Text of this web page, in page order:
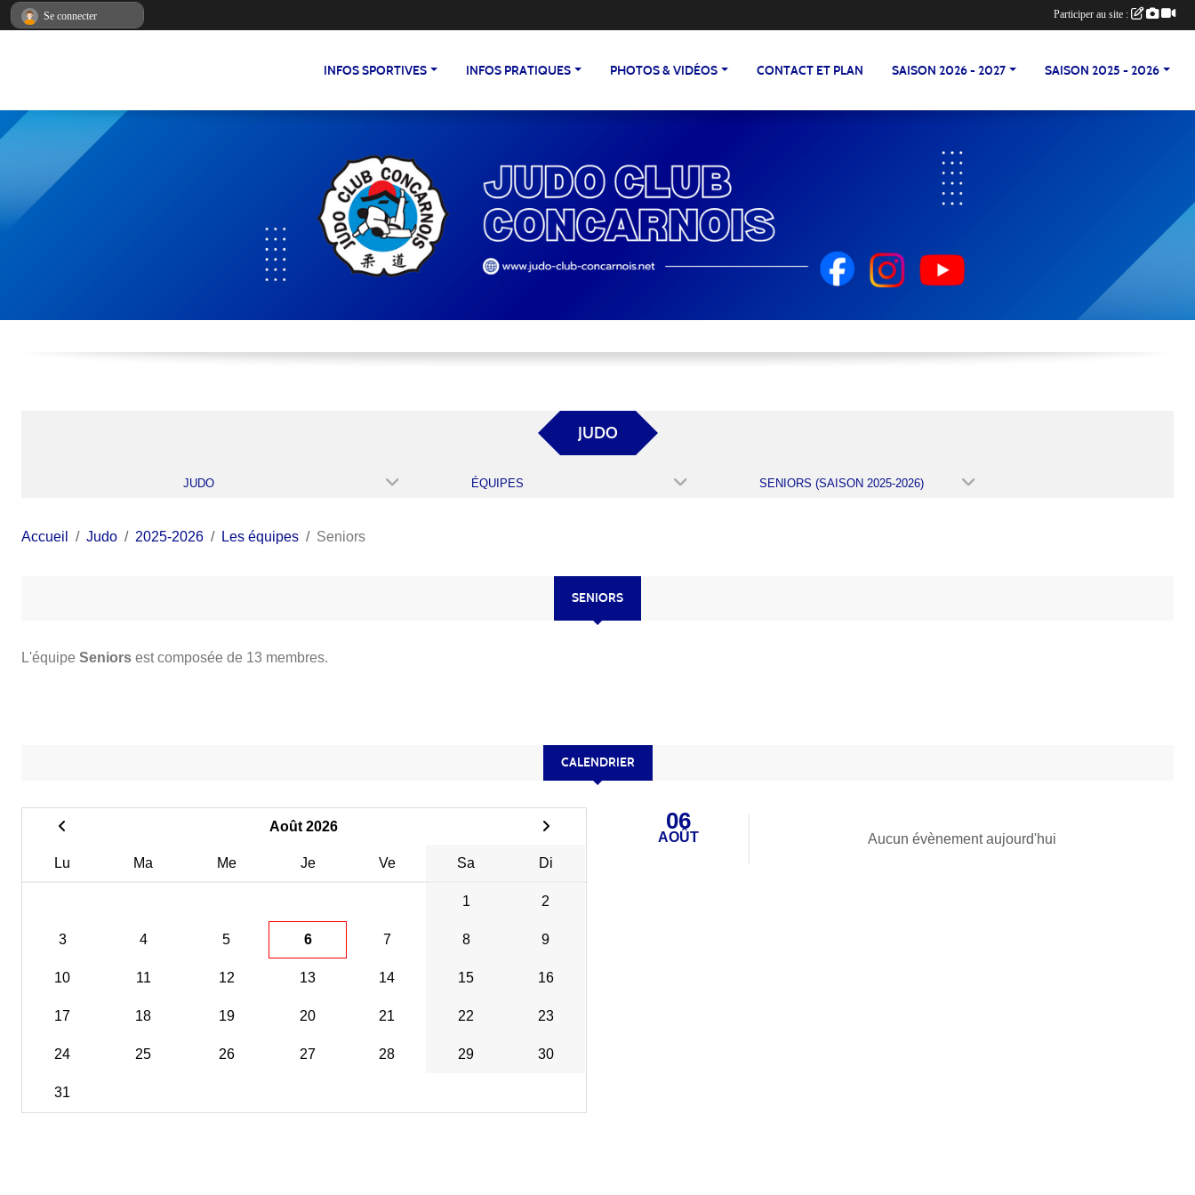
INFOS SPORTIVES INFOS PRATIQUES PHOTOS & VIDÉOS CONTACT ET PLAN SAISON 2026 - 2027 SAISON 2025 - 2026
JUDO
JUDO ÉQUIPES SENIORS (SAISON 2025-2026)
Accueil Judo 2025-2026 Les équipes Seniors
SENIORS
L'équipe Seniors est composée de 13 membres.
CALENDRIER
Août 2026
Lu Ma Me Je Ve Sa Di
1 2
3 4 5 6 7 8 9
10 11 12 13 14 15 16
17 18 19 20 21 22 23
24 25 26 27 28 29 30
31
06
AOÛT Aucun évènement aujourd'hui
Se connecter Participer au site :
Panneau de gestion des cookies